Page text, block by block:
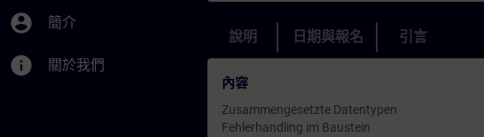
account_circle 簡介
info 關於我們
Vorteile, die
ist es, den
說明 日期與報名 引言
內容
Zusammengesetzte Datentypen
Fehlerhandling im Baustein